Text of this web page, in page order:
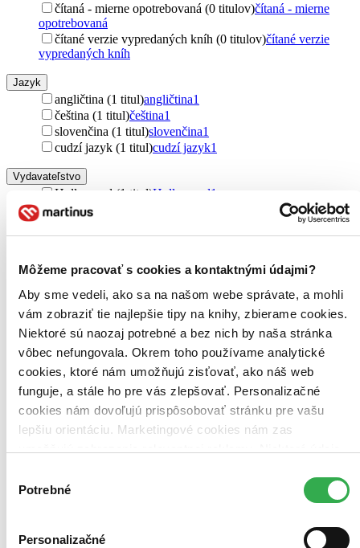
Môžeme pracovať s cookies a kontaktnými údajmi?
Aby sme vedeli, ako sa na našom webe správate, a mohli
vám zobraziť tie najlepšie tipy na knihy, zbierame cookies.
Niektoré sú naozaj potrebné a bez nich by naša stránka
vôbec nefungovala. Okrem toho používame analytické
cookies, ktoré nám umožňujú zisťovať, ako náš web
funguje, a stále ho pre vás zlepšovať. Personalizačné
cookies nám dovoľujú prispôsobovať stránku pre vašu
lepšiu orientáciu. Marketingové cookies nám zas
keby sme mohli používať všetky tieto cookies. Ďakujeme!
súhlasu
Potrebné
Personalizačné
čítaná - mierne opotrebovaná (0 titulov)čítaná - mierne
opotrebovaná
čítané verzie vypredaných kníh (0 titulov)čítané verzie
vypredaných kníh
Jazyk
angličtina (1 titul)angličtina1
čeština (1 titul)čeština1
slovenčina (1 titul)slovenčina1
cudzí jazyk (1 titul)cudzí jazyk1
Vydavateľstvo
Hollywood (1 titul)Hollywood1
Zúžiť výber
Bestsellery
Top hodnotené
Novinky
Najdrahšie
Najlacnejšie
Najvyššia zľava